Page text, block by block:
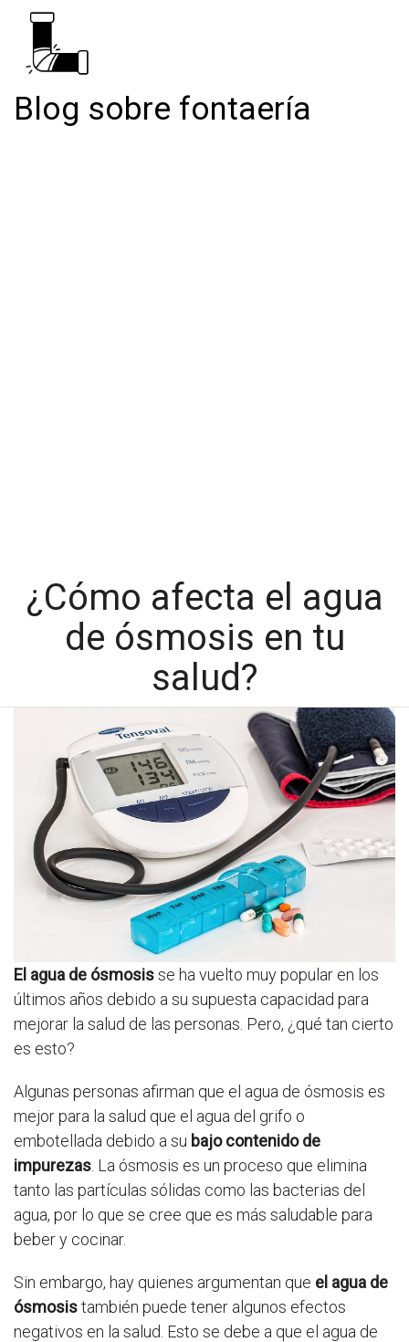
Blog sobre fontaería
¿Cómo afecta el agua
de ósmosis en tu
salud?
El agua de ósmosisse ha vuelto muy popular en los
últimos años debido a su supuesta capacidad para
mejorar la salud de las personas. Pero, ¿qué tan cierto
es esto?
Algunas personas afirman que el agua de ósmosis es
mejor para la salud que el agua del grifo o
embotellada debido a su bajo contenido de
impurezas . La ósmosis es un proceso que elimina
tanto las partículas sólidas como las bacterias del
agua, por lo que se cree que es más saludable para
beber y cocinar.
Sin embargo, hay quienes argumentan que el agua de
ósmosistambién puede tener algunos efectos
negativos en la salud. Esto se debe a que el agua de